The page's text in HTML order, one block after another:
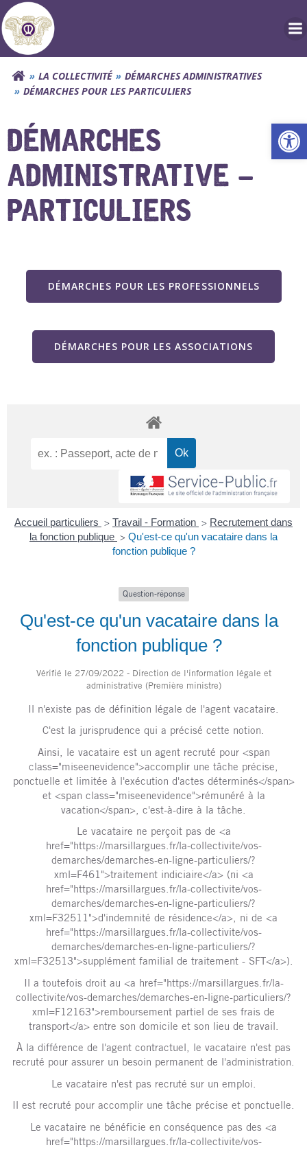
Aller
au
contenu
LA COLLECTIVITÉ
DÉMARCHES ADMINISTRATIVES
DÉMARCHES POUR LES PARTICULIERS
DÉMARCHES
ADMINISTRATIVE –
PARTICULIERS
DÉMARCHES POUR LES PROFESSIONNELS
DÉMARCHES POUR LES ASSOCIATIONS
Accueil particuliers > Travail - Formation > Recrutement dans
la fonction publique > Qu'est-ce qu'un vacataire dans la
fonction publique ?
Question-réponse
Qu'est-ce qu'un vacataire dans la
fonction publique ?
Vérifié le 27/09/2022 - Direction de l'information légale et
administrative (Première ministre)
Il n'existe pas de définition légale de l'agent vacataire.
C'est la jurisprudence qui a précisé cette notion.
Ainsi, le vacataire est un agent recruté pour <span
class="miseenevidence">accomplir une tâche précise,
ponctuelle et limitée à l'exécution d'actes déterminés</span>
et <span class="miseenevidence">rémunéré à la
vacation</span>, c'est-à-dire à la tâche.
Le vacataire ne perçoit pas de <a
href="https://marsillargues.fr/la-collectivite/vos-
demarches/demarches-en-ligne-particuliers/?
xml=F461">traitement indiciaire</a> (ni <a
href="https://marsillargues.fr/la-collectivite/vos-
demarches/demarches-en-ligne-particuliers/?
xml=F32511">d'indemnité de résidence</a>, ni de <a
href="https://marsillargues.fr/la-collectivite/vos-
demarches/demarches-en-ligne-particuliers/?
xml=F32513">supplément familial de traitement - SFT</a>).
Il a toutefois droit au <a href="https://marsillargues.fr/la-
collectivite/vos-demarches/demarches-en-ligne-particuliers/?
xml=F12163">remboursement partiel de ses frais de
transport</a> entre son domicile et son lieu de travail.
À la différence de l'agent contractuel, le vacataire n'est pas
recruté pour assurer un besoin permanent de l'administration.
Le vacataire n'est pas recruté sur un emploi.
Il est recruté pour accomplir une tâche précise et ponctuelle.
Le vacataire ne bénéficie en conséquence pas des <a
href="https://marsillargues.fr/la-collectivite/vos-